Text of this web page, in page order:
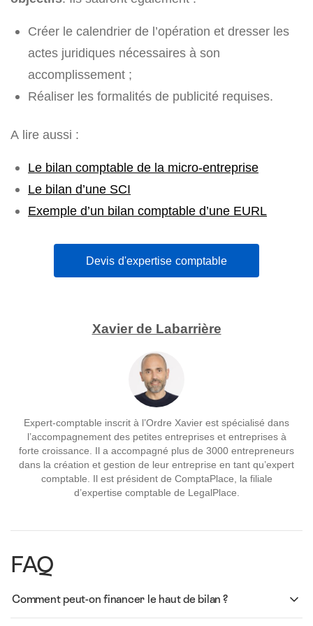
Créer le calendrier de l’opération et dresser les
actes juridiques nécessaires à son
accomplissement ;
Réaliser les formalités de publicité requises.
A lire aussi :
Le bilan comptable de la micro-entreprise
Le bilan d’une SCI
Exemple d’un bilan comptable d’une EURL
Devis d'expertise comptable
Xavier de Labarrière
Expert-comptable inscrit à l’Ordre Xavier est spécialisé dans
l’accompagnement des petites entreprises et entreprises à
forte croissance. Il a accompagné plus de 3000 entrepreneurs
dans la création et gestion de leur entreprise en tant qu’expert
comptable. Il est président de ComptaPlace, la filiale
d’expertise comptable de LegalPlace.
FAQ
Comment peut-on financer le haut de bilan ?